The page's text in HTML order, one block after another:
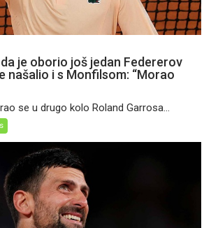
je oborio još jedan Federerov
našalio i s Monfilsom: “Morao
se u drugo kolo Roland Garrosa...